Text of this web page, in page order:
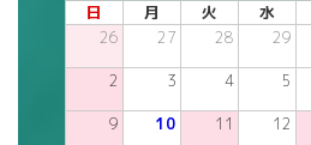
日 月 火 水
26 27 28 29
2 3 4 5
9 10 11 12